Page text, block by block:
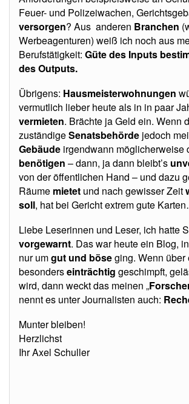
Feuer- und Polizeiwachen,
versorgen? Aus anderen Branchen
Werbeagenturen) weiß ich noch aus
Berufstätigkeit: Güte des Inputs
des Outputs.
Übrigens: Hausmeisterwohnungen
vermutlich lieber heute als in in paar
vermieten. Brächte ja Geld ein. Wenn
zuständigeSenatsbehörde jedoch
Gebäude irgendwann möglicherweise
benötigen – dann, ja dann bleibt’s
von der öffentlichen Hand – und dazu
Räume mietet und nach gewisser Zeit
soll, hat bei Gericht extrem gute
Liebe Leserinnen und Leser, ich hatte
vorgewarnt. Das war heute ein Blog,
nur umgut und böseging. Wenn über
besonderseinträchtig geschimpft,
wird, dann weckt das meinen „
nennt es unter Journalisten auch:
Munter bleiben!
Herzlichst
Ihr Axel Schuller